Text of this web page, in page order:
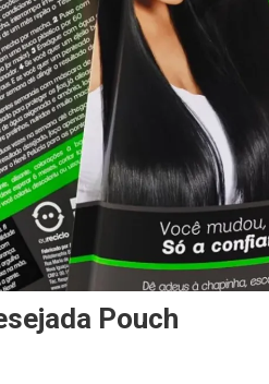
Pouch